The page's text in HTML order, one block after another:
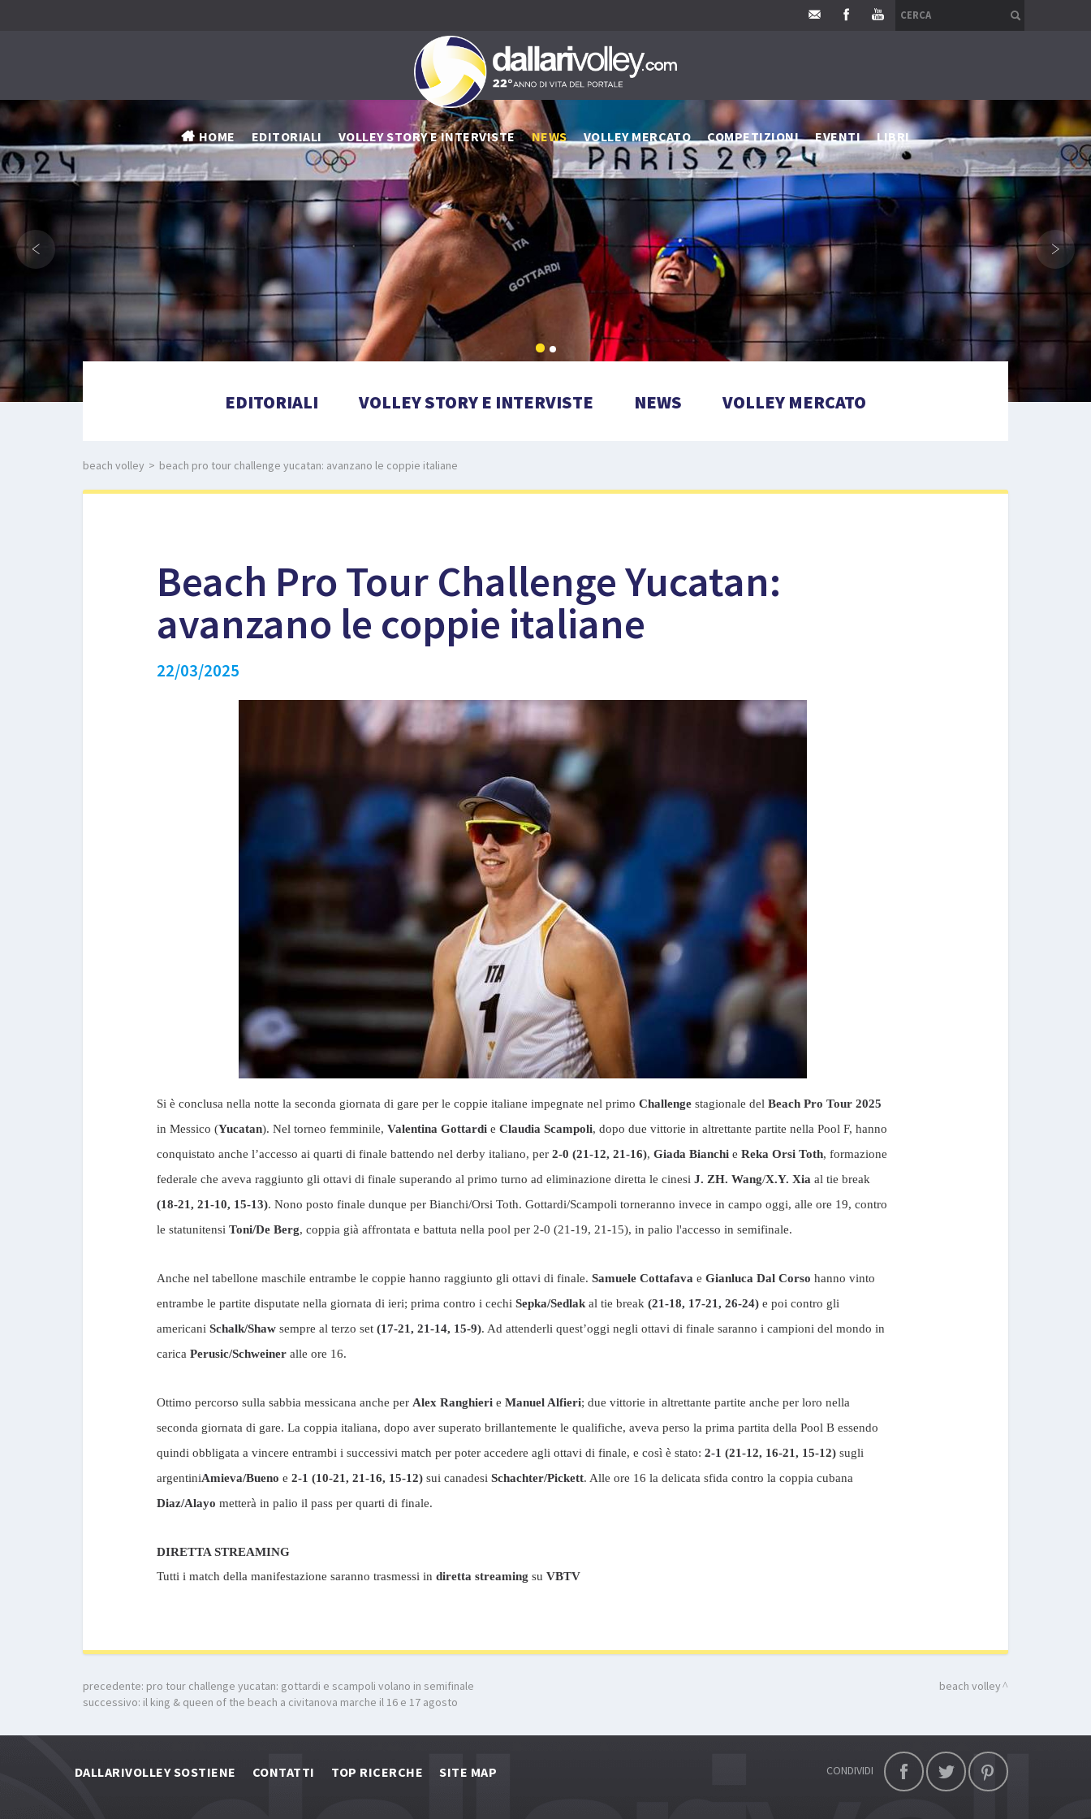
HOME EDITORIALI VOLLEY STORY E INTERVISTE NEWS VOLLEY MERCATO COMPETIZIONI EVENTI LIBRI
‹ ›
EDITORIALI VOLLEY STORY E INTERVISTE NEWS VOLLEY MERCATO
beach volley > beach pro tour challenge yucatan: avanzano le coppie italiane
Beach Pro Tour Challenge Yucatan:
avanzano le coppie italiane
22/03/2025
Si è conclusa nella notte la seconda giornata di gare per le coppie italiane impegnate nel primoChallengestagionale delBeach Pro Tour 2025
in Messico (Yucatan). Nel torneo femminile,Valentina Gottardi eClaudiaScampoli, dopo due vittorie in altrettante partite nella Pool F, hanno
conquistato anche l’accesso ai quarti di finale battendo nel derby italiano, per2-0 (21-12, 21-16), Giada Bianchi eReka Orsi Toth, formazione
federale che aveva raggiunto gli ottavi di finale superando al primo turno ad eliminazione diretta le cinesiJ. ZH. Wang/X.Y. Xia al tie break
(18-21, 21-10, 15-13). Nono posto finale dunque per Bianchi/Orsi Toth. Gottardi/Scampoli torneranno invece in campo oggi, alle ore 19, contro
le statunitensiToni/De Berg, coppia già affrontata e battuta nella pool per 2-0 (21-19, 21-15), in palio l'accesso in semifinale.
Anche nel tabellone maschile entrambe le coppie hanno raggiunto gli ottavi di finale.Samuele Cottafava eGianluca Dal Corso hanno vinto
entrambe le partite disputate nella giornata di ieri; prima contro i cechiSepka/Sedlakal tie break(21-18, 17-21, 26-24) e poi contro gli
americaniSchalk/Shaw sempre al terzo set(17-21, 21-14, 15-9). Ad attenderli quest’oggi negli ottavi di finale saranno i campioni del mondo in
caricaPerusic/Schweiner alle ore 16.
Ottimo percorso sulla sabbia messicana anche perAlex Ranghieri eManuel Alfieri; due vittorie in altrettante partite anche per loro nella
seconda giornata di gare. La coppia italiana, dopo aver superato brillantemente le qualifiche, aveva perso la prima partita della Pool B essendo
quindi obbligata a vincere entrambi i successivi match per poter accedere agli ottavi di finale, e così è stato:2-1 (21-12, 16-21, 15-12) sugli
argentiniAmieva/Buenoe2-1 (10-21, 21-16, 15-12)sui canadesiSchachter/Pickett. Alle ore 16 la delicata sfida contro la coppia cubana
Diaz/Alayo metterà in palio il pass per quarti di finale.
DIRETTA STREAMING
Tutti i match della manifestazione saranno trasmessi indiretta streaming suVBTV
precedente: pro tour challenge yucatan: gottardi e scampoli volano in semifinale
successivo: il king & queen of the beach a civitanova marche il 16 e 17 agosto
beach volley
DALLARIVOLLEY SOSTIENE CONTATTI TOP RICERCHE SITE MAP CONDIVIDI